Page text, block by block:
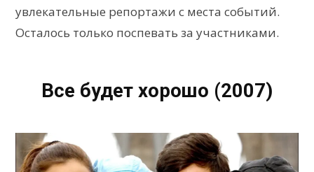
увлекательные репортажи с места событий.
Осталось только поспевать за участниками.
Все будет хорошо (2007)